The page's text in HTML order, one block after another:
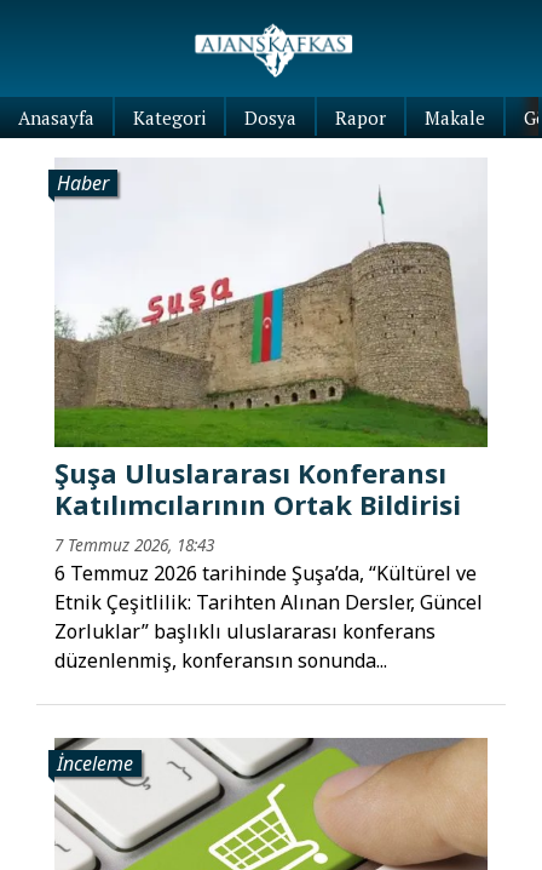
Anasayfa Kategori Dosya Rapor Makale
Haber
Şuşa Uluslararası Konferansı
Katılımcılarının Ortak Bildirisi
7 Temmuz 2026, 18:43
6 Temmuz 2026 tarihinde Şuşa’da, “Kültürel ve
Etnik Çeşitlilik: Tarihten Alınan Dersler, Güncel
Zorluklar” başlıklı uluslararası konferans
düzenlenmiş, konferansın sonunda...
İnceleme